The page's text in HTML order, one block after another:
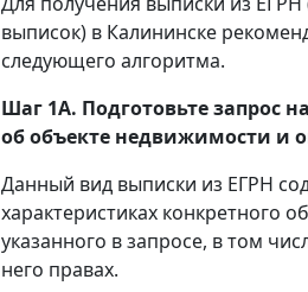
выписок) в Калининске
следующего алгоритма.
Шаг 1А. Подготовьте запрос
об объекте недвижимости и
Данный вид выписки из ЕГРН
характеристиках конкретного
указанного в запросе, в том
него правах.